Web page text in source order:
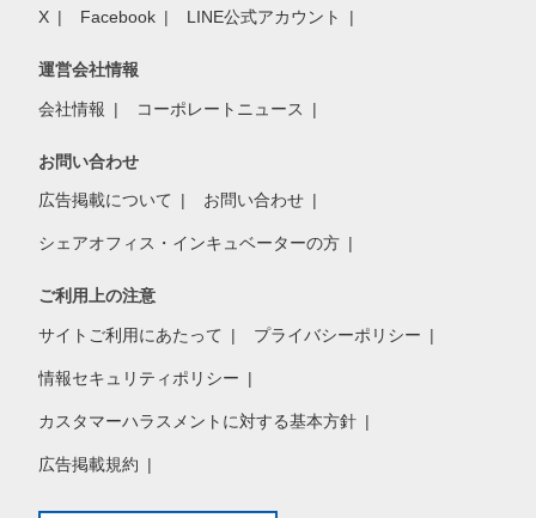
X Facebook LINE公式アカウント
運営会社情報
会社情報 コーポレートニュース
お問い合わせ
広告掲載について お問い合わせ
シェアオフィス・インキュベーターの方
ご利用上の注意
サイトご利用にあたって プライバシーポリシー
情報セキュリティポリシー
カスタマーハラスメントに対する基本方針
広告掲載規約